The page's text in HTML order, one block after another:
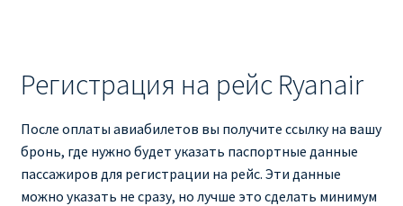
Регистрация на рейс Ryanair
После оплаты авиабилетов вы получите ссылку на вашу
бронь, где нужно будет указать паспортные данные
пассажиров для регистрации на рейс. Эти данные
можно указать не сразу, но лучше это сделать минимум